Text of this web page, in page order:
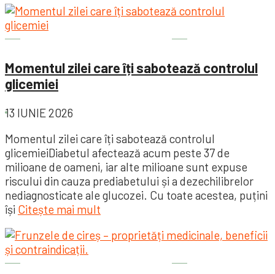
Momentul zilei care îți sabotează controlul
glicemiei
13 IUNIE 2026
Momentul zilei care îți sabotează controlul
glicemieiDiabetul afectează acum peste 37 de
milioane de oameni, iar alte milioane sunt expuse
riscului din cauza prediabetului și a dezechilibrelor
nediagnosticate ale glucozei. Cu toate acestea, puțini
își Citește mai mult